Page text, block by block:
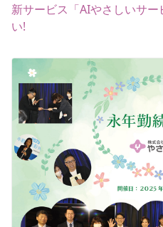
新サービス「AIやさしいサ
い!